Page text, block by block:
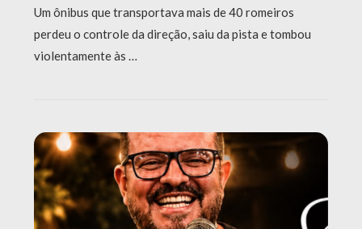
Um ônibus que transportava mais de 40 romeiros
perdeu o controle da direção, saiu da pista e tombou
violentamente às …